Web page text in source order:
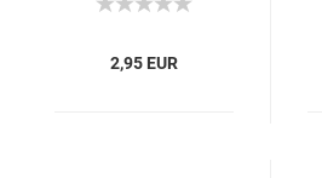
2,95 EUR